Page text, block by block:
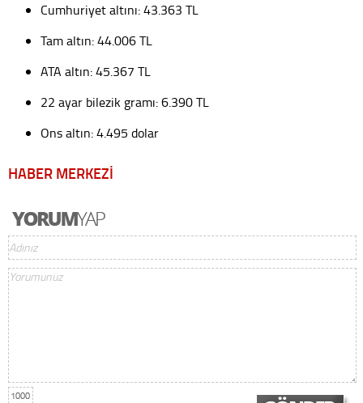
Cumhuriyet altını: 43.363 TL
Tam altın: 44.006 TL
ATA altın: 45.367 TL
22 ayar bilezik gramı: 6.390 TL
Ons altın: 4.495 dolar
HABER MERKEZİ
1000